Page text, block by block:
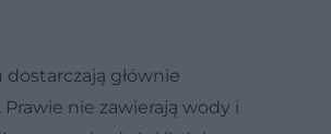
głównie
Prawie nie zawierają wody i